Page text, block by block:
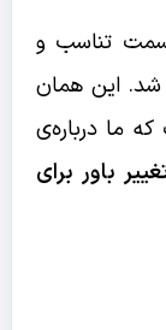
تناسب و
شد. این همان
ما درباره‌ی
باور برای